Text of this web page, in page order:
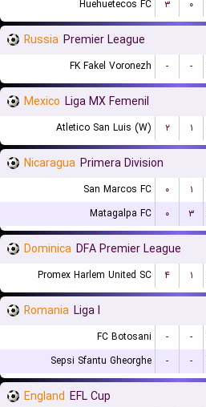
Huehuetecos FC ۳ ۰
Russia Premier League
FK Fakel Voronezh - -
Mexico Liga MX Femenil
Atletico San Luis (W) ۲ ۱
Nicaragua Primera Division
San Marcos FC ۰ ۱
Matagalpa FC
۰ ۳
Dominica DFA Premier League
Promex Harlem United SC ۴ ۱
Romania Liga I
FC Botosani - -
Sepsi Sfantu Gheorghe
- -
England EFL Cup